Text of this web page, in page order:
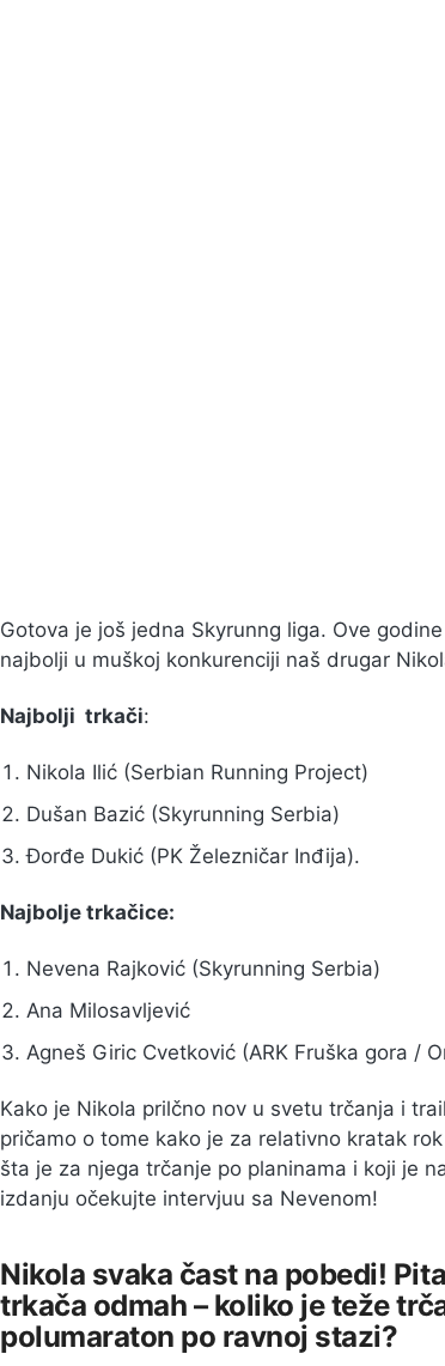
Gotova je još jedna Skyrunng liga. Ove
najbolji u muškoj konkurenciji naš drugar
Najbolji trkači:
Nikola Ilić (Serbian Running Project)
Dušan Bazić (Skyrunning Serbia)
Đorđe Dukić (PK Železničar Inđija).
Najbolje trkačice:
Nevena Rajković (Skyrunning Serbia)
Ana Milosavljević
Agneš Giric Cvetković (ARK Fruška gora /
Kako je Nikola prilčno nov u svetu trčanja i
pričamo o tome kako je za relativno kratak
šta je za njega trčanje po planinama i koji je
izdanju očekujte intervjuu sa Nevenom!
Nikola svaka čast na pobedi!
trkača odmah – koliko je teže
polumaraton po ravnoj stazi?